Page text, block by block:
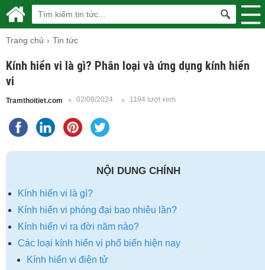
Trang chủ Tin tức
Kính hiển vi là gì? Phân loại và ứng dụng kính hiển
vi
Tramthoitiet.com 02/08/2024 1194 lượt xem
NỘI DUNG CHÍNH
Kính hiển vi là gì?
Kính hiển vi phóng đại bao nhiêu lần?
Kính hiển vi ra đời năm nào?
Các loại kính hiển vi phổ biến hiện nay
Kính hiển vi điện tử